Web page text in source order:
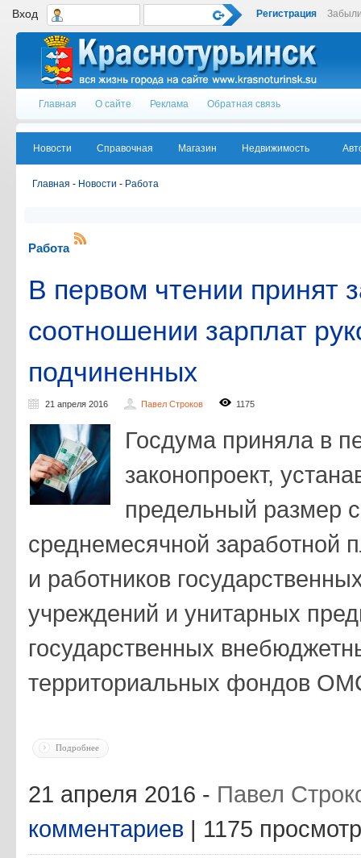
Вход Регистрация
Главная О сайте Реклама Обратная связь
Новости Справочная Магазин Недвижимость
Главная - Новости - Работа
Работа
В первом чтении принят
соотношении зарплат
подчиненных
21 апреля 2016 Павел Строков 1175
Госдума приняла в
законопроект,
предельный размер
среднемесячной заработной
и работников
учреждений и унитарных
государственных
территориальных фондов
Подробнее
21 апреля 2016 - Павел
комментариев | 1175